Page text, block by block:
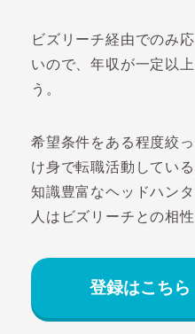
ビズリーチ経由でのみ
いので、年収が一定以
う。
希望条件をある程度絞
け身で転職活動してい
知識豊富なヘッドハン
人はビズリーチとの相
登録はこちら